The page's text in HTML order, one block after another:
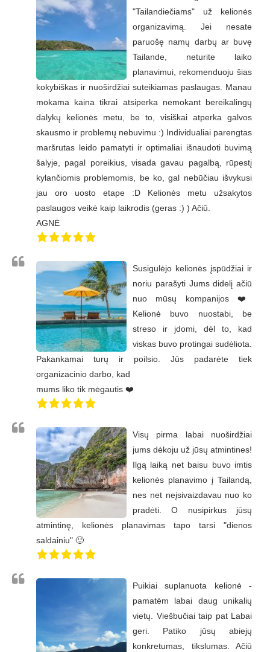
"Tailandiečiams" už kelionės
organizavimą. Jei nesate
paruošę namų darbų ar buvę
Tailande, neturite laiko
planavimui, rekomenduoju šias
kokybiškas ir nuoširdžiai suteikiamas paslaugas. Manau
mokama kaina tikrai atsiperka nemokant bereikalingų
dalykų kelionės metu, be to, visiškai atperka galvos
skausmo ir problemų nebuvimu :) Individualiai parengtas
maršrutas leido pamatyti ir optimaliai išnaudoti buvimą
šalyje, pagal poreikius, visada gavau pagalbą, rūpestį
kylančiomis problemomis, be ko, gal nebūčiau išvykusi
jau oro uosto etape :D Kelionės metu užsakytos
paslaugos veikė kaip laikrodis (geras :) ) Ačiū.
AGNĖ
Susigulėjo kelionės įspūdžiai ir
noriu parašyti Jums didelį ačiū
nuo mūsų kompanijos ❤️
Kelionė buvo nuostabi, be
streso ir jdomi, dėl to, kad
viskas buvo protingai sudėliota.
Pakankamai turų ir poilsio. Jūs padarėte tiek
organizacinio darbo, kad
mums liko tik mėgautis ❤️
Visų pirma labai nuoširdžiai
jums dėkoju už jūsų atmintines!
Ilgą laiką net baisu buvo imtis
kelionės planavimo į Tailandą,
nes net neįsivaizdavau nuo ko
pradėti. O nusipirkus jūsų
atmintinę, kelionės planavimas tapo tarsi "dienos
saldainiu" 🙂
Puikiai suplanuota kelionė -
pamatėm labai daug unikalių
vietų. Viešbučiai taip pat Labai
geri. Patiko jūsų abiejų
konkretumas, tikslumas. Ačiū